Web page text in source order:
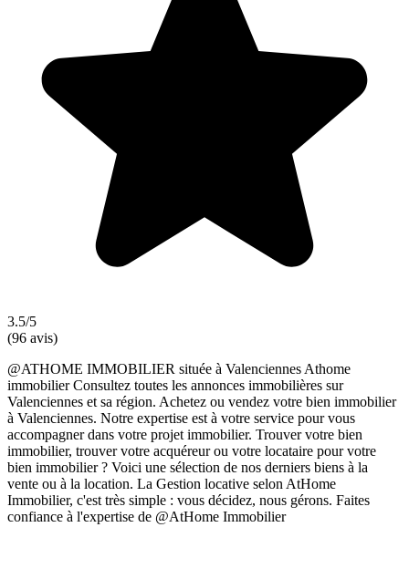
3.5/5
(96 avis)
@ATHOME IMMOBILIER située à Valenciennes Athome
immobilier Consultez toutes les annonces immobilières sur
Valenciennes et sa région. Achetez ou vendez votre bien immobilier
à Valenciennes. Notre expertise est à votre service pour vous
accompagner dans votre projet immobilier. Trouver votre bien
immobilier, trouver votre acquéreur ou votre locataire pour votre
bien immobilier ? Voici une sélection de nos derniers biens à la
vente ou à la location. La Gestion locative selon AtHome
Immobilier, c'est très simple : vous décidez, nous gérons. Faites
confiance à l'expertise de @AtHome Immobilier